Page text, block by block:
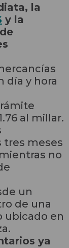
la
y la
día y hora
al millar.
tres meses
no
un
de una
ubicado en
ya